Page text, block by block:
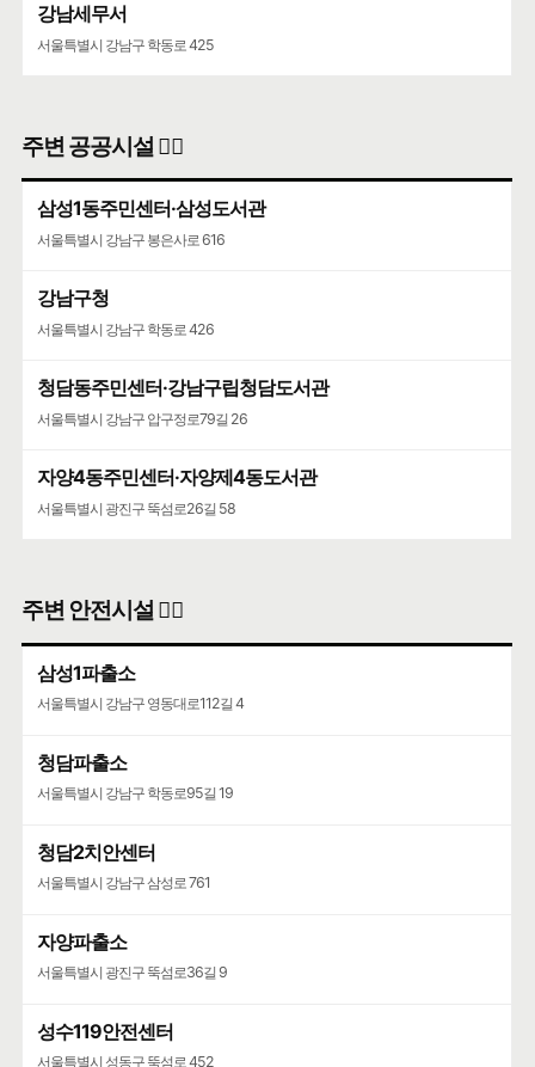
강남세무서
서울특별시 강남구 학동로 425
주변 공공시설 👨‍✈️
삼성1동주민센터·삼성도서관
서울특별시 강남구 봉은사로 616
강남구청
서울특별시 강남구 학동로 426
청담동주민센터·강남구립청담도서관
서울특별시 강남구 압구정로79길 26
자양4동주민센터·자양제4동도서관
서울특별시 광진구 뚝섬로26길 58
주변 안전시설 👮‍♀️
삼성1파출소
서울특별시 강남구 영동대로112길 4
청담파출소
서울특별시 강남구 학동로95길 19
청담2치안센터
서울특별시 강남구 삼성로 761
자양파출소
서울특별시 광진구 뚝섬로36길 9
성수119안전센터
서울특별시 성동구 뚝섬로 452